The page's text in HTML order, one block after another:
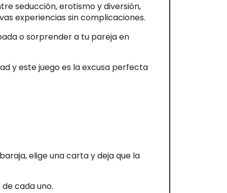
seducción, erotismo y diversión,
experiencias sin complicaciones.
o sorprender a tu pareja en
y este juego es la excusa perfecta
elige una carta y deja que la
cada uno.